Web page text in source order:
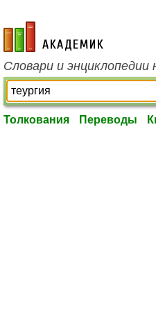
academic.ru
Словари и энциклопедии
Толкования Переводы